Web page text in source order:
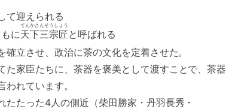
て迎えられる
に天下三宗匠
てんかさんそうしょう
と呼ばれる
確立させ、政治に茶の文化を定着させた。
家臣たちに、茶器を褒美として渡すことで、茶器
れています。
たった4人の側近（柴田勝家・丹羽長秀・